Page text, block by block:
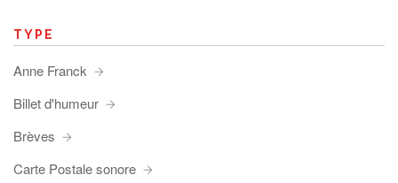
TYPE
Anne Franck
Billet d'humeur
Brèves
Carte Postale sonore